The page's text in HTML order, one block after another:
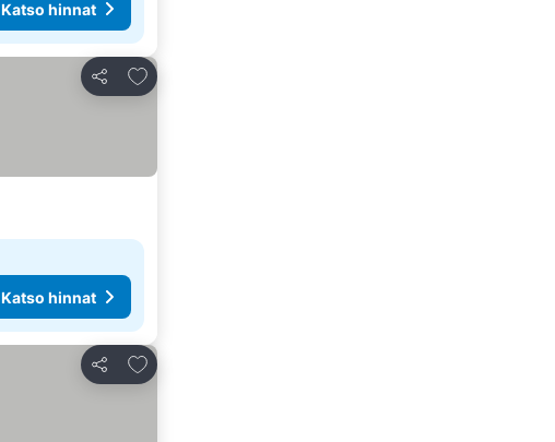
Katso hinnat
Jaa
Lisää suosikkeihin
Katso hinnat
Jaa
Lisää suosikkeihin